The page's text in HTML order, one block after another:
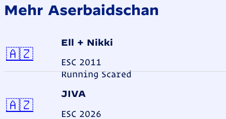
Mehr Aserbaidschan
Ell + Nikki
ESC 2011
Running Scared
🇦🇿Aserbaidschan
JIVA
ESC 2026
🇦🇿Aserbaidschan